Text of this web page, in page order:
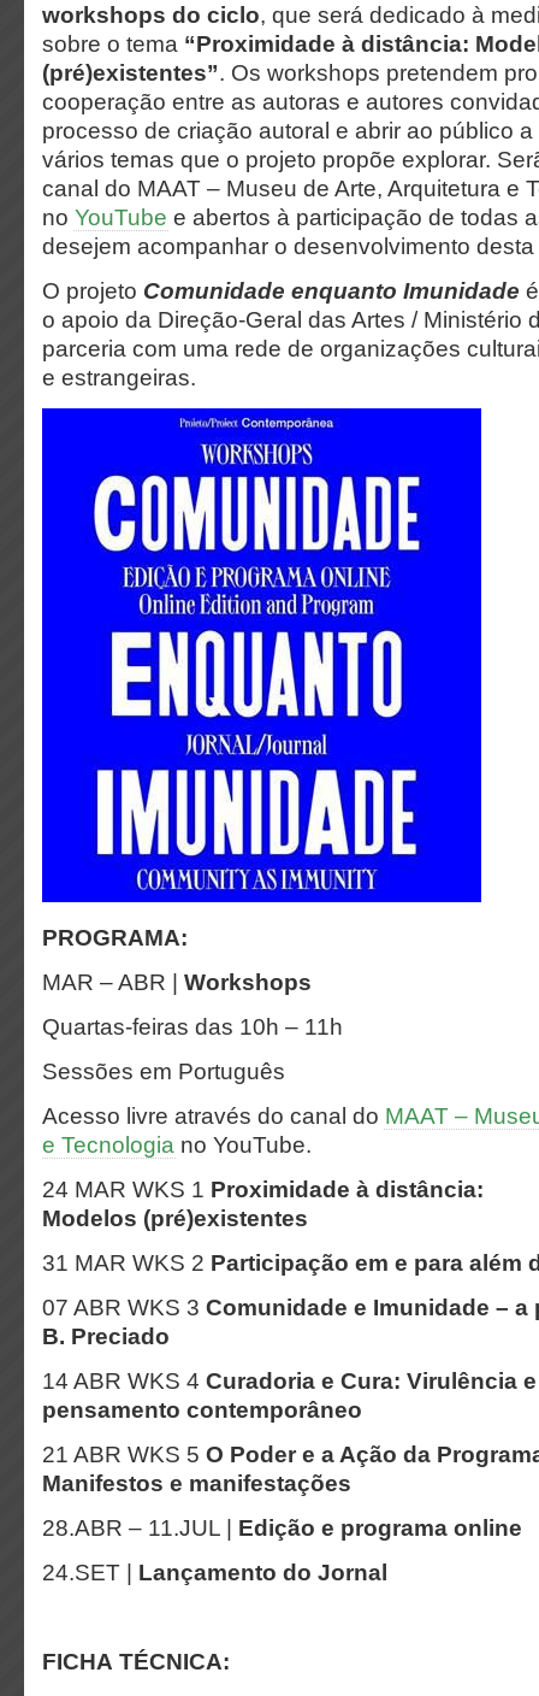
workshops do ciclo, que será dedicado à
sobre o tema “Proximidade à distância:
(pré)existentes”. Os workshops pretendem
cooperação entre as autoras e autores
processo de criação autoral e abrir ao público
vários temas que o projeto propõe explorar.
canal do MAAT – Museu de Arte, Arquitetura e
no YouTube e abertos à participação de todas
desejem acompanhar o desenvolvimento
O projeto Comunidade enquanto Imunidade
o apoio da Direção-Geral das Artes / Ministério
parceria com uma rede de organizações
e estrangeiras.
PROGRAMA:
MAR – ABR |
Workshops
Quartas-feiras das 10h – 11h
Sessões em Português
Acesso livre através do canal do MAAT –
e Tecnologia no YouTube.
24 MAR WKS 1 Proximidade à distância:
Modelos (pré)existentes
31 MAR WKS 2 Participação em e para além
07 ABR WKS 3 Comunidade e Imunidade – a
B. Preciado
14 ABR WKS 4 Curadoria e Cura: Virulência
pensamento contemporâneo
21 ABR WKS 5 O Poder e a Ação da
Manifestos e manifestações
28.ABR – 11.JUL |
Edição e programa online
24.SET |
Lançamento do Jornal
FICHA TÉCNICA: